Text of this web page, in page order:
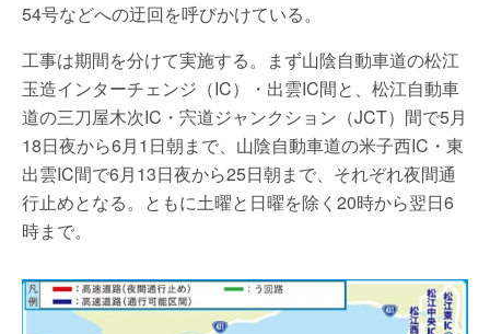
54号などへの迂回を呼びかけている。
工事は期間を分けて実施する。まず山陰自動車道の松江
玉造インターチェンジ（IC）・出雲IC間と、松江自動車
道の三刀屋木次IC・宍道ジャンクション（JCT）間で5月
18日夜から6月1日朝まで、山陰自動車道の米子西IC・東
出雲IC間で6月13日夜から25日朝まで、それぞれ夜間通
行止めとなる。ともに土曜と日曜を除く20時から翌日6
時まで。